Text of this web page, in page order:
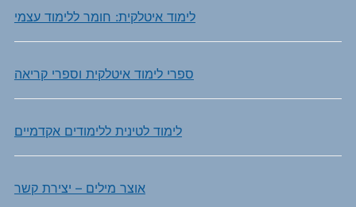
לימוד איטלקית: חומר ללימוד עצמי
ספרי לימוד איטלקית וספרי קריאה
לימוד לטינית ללימודים אקדמיים
אוצר מילים – יצירת קשר